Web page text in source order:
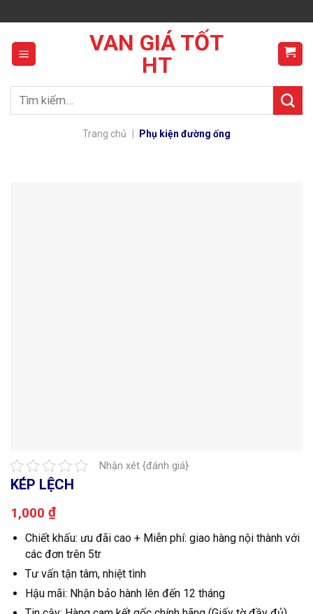
to
content
VAN GIÁ TỐT
HT
Tìm
Trang chủ Phụ kiện đường ống
Nhận xét {đánh giá}
KÉP LỆCH
1,000 ₫
Chiết khấu: ưu đãi cao + Miễn phí: giao hàng nội thành với
các đơn trên 5tr
Tư vấn tận tâm, nhiệt tình
Hậu mãi: Nhận bảo hành lên đến 12 tháng